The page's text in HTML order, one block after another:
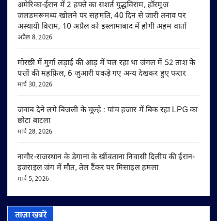
अमेरिका-ईरान में 2 हफ्ते का सशर्त युद्धविराम, हॉरमुज़
जलडमरूमध्य खोलने पर सहमति, 40 दिन से जारी तनाव पर
अस्थायी विराम, 10 अप्रैल को इस्लामाबाद में होगी अहम वार्ता
अप्रैल 8, 2026
मोरछी में मुर्गा लड़ाई की आड़ में चल रहा था जंगल में 52 ताश के
पत्तों की महफ़िल, 6 जुआरी पकड़े गए अन्य देखकर हुए फरार
मार्च 30, 2026
जवाब देने लगे बिजली के चूल्हे : पांच हजार में बिक रहा LPG का
छोटा बाटला
मार्च 28, 2026
नागौर-राजस्थान के डेगाना के खींवताना निवासी दिलीप की ईरान-
इजराइल जंग में मौत, तेल टैंकर पर मिसाइल हमला
मार्च 5, 2026
ताज़ा खबरें